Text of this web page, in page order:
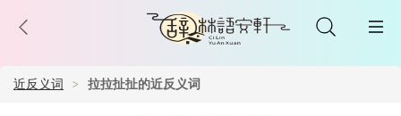
近反义词 拉拉扯扯的近反义词